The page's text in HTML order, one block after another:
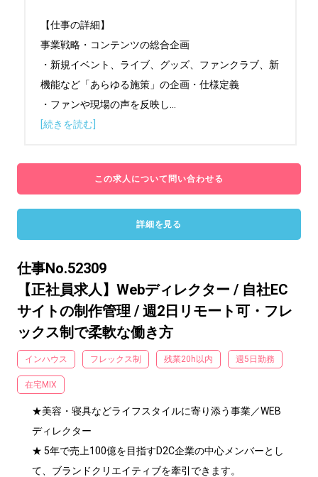
【仕事の詳細】
事業戦略・コンテンツの総合企画
・新規イベント、ライブ、グッズ、ファンクラブ、新
機能など「あらゆる施策」の企画・仕様定義
・ファンや現場の声を反映し
[続きを読む]
この求人について問い合わせる
詳細を見る
仕事No.52309
【正社員求人】Webディレクター / 自社EC
サイトの制作管理 / 週2日リモート可・フレ
ックス制で柔軟な働き方
インハウス フレックス制 残業20h以内 週5日勤務
在宅MIX
★美容・寝具などライフスタイルに寄り添う事業／WEB
ディレクター
★ 5年で売上100億を目指すD2C企業の中心メンバーとし
て、ブランドクリエイティブを牽引できます。